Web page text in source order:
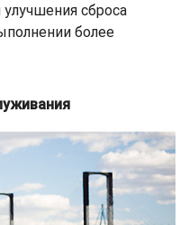
сброса
более